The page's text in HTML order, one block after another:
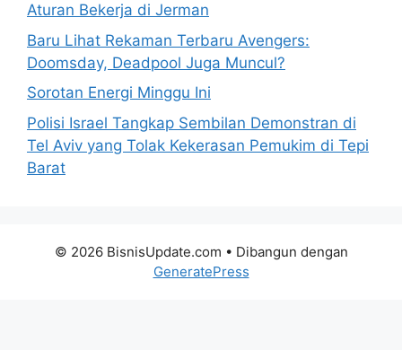
Aturan Bekerja di Jerman
Baru Lihat Rekaman Terbaru Avengers:
Doomsday, Deadpool Juga Muncul?
Sorotan Energi Minggu Ini
Polisi Israel Tangkap Sembilan Demonstran di
Tel Aviv yang Tolak Kekerasan Pemukim di Tepi
Barat
© 2026 BisnisUpdate.com • Dibangun dengan
GeneratePress